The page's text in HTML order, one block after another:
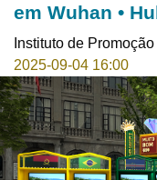
em Wuhan •
Instituto de
2025-09-04 16:00